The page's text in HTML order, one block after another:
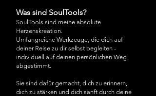
Was sind SoulTools?
SoulTools sind meine absolute
Herzenskreation.
Umfangreiche Werkzeuge, die dich auf
deiner Reise zu dir selbst begleiten -
individuell auf deinen persönlichen Weg
abgestimmt.
Sie sind dafür gemacht, dich zu erinnern,
dich zu stärken und dich sanft durch deine